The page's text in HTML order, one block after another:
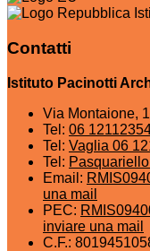
Contatti
Istituto Pacinotti
Via Montaione,
Tel: 06
Tel: Vaglia 06
Tel:
Email:
una mail
PEC:
inviare una mail
C.F.: